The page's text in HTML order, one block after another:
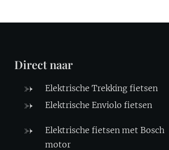
Direct naar
Elektrische Trekking fietsen
Elektrische Enviolo fietsen
Elektrische fietsen met Bosch
motor